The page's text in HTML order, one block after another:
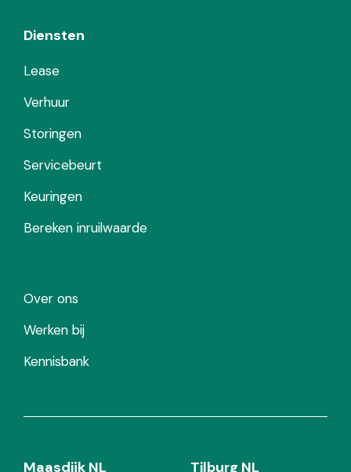
Diensten
Lease
Verhuur
Storingen
Servicebeurt
Keuringen
Bereken inruilwaarde
Over ons
Werken bij
Kennisbank
Maasdijk NL
Tilburg NL